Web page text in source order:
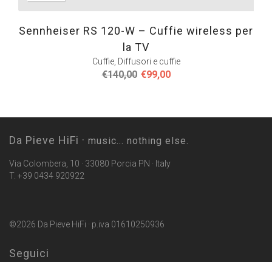
Sennheiser RS 120-W – Cuffie wireless per
la TV
Cuffie, Diffusori e cuffie
€140,00 Il
€99,00Il
Da Pieve HiFi · music... nothing else.
Via Colombera, 10 · 33080 Porcia PN · Italy
T. +39 0434 920922
©2026 Da Pieve HiFi · p.iva 01610250936
Seguici